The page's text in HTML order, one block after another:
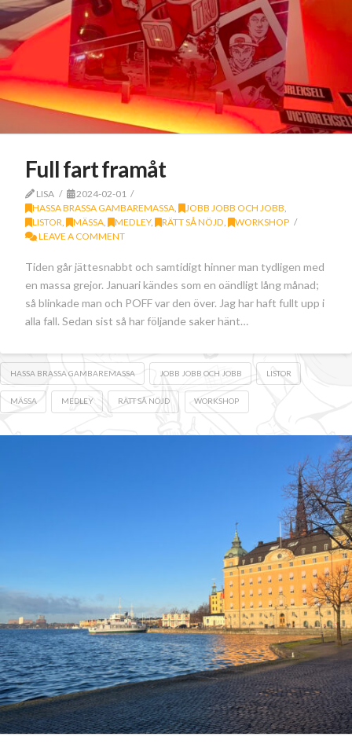
Full fart framåt
LISA
2024-02-01
HASSA BRASSA GAMBAREMASSA, JOBB JOBB OCH JOBB,
LISTOR, MÄSSA, MEDLEY, RÄTT SÅ NÖJD, WORKSHOP
LEAVE A COMMENT
Tiden går jättesnabbt och samtidigt hinner man tydligen med
en massa grejor. Januari kändes som en oändligt lång månad;
så blinkade man och POFF var den över. Jag har haft fullt upp i
alla fall. Sedan sist så har följande saker hänt…
HASSA BRASSA GAMBAREMASSA JOBB JOBB OCH JOBB LISTOR
MÄSSA MEDLEY RÄTT SÅ NÖJD WORKSHOP